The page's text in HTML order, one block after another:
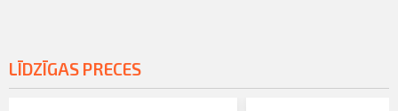
LĪDZĪGAS PRECES